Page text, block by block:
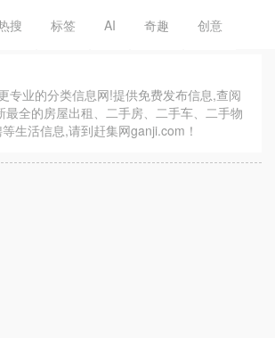
搜 标签 AI 奇趣 创意
专业的分类信息网!提供免费发布信息,查阅
最全的房屋出租、二手房、二手车、二手物
生活信息,请到赶集网ganji.com！